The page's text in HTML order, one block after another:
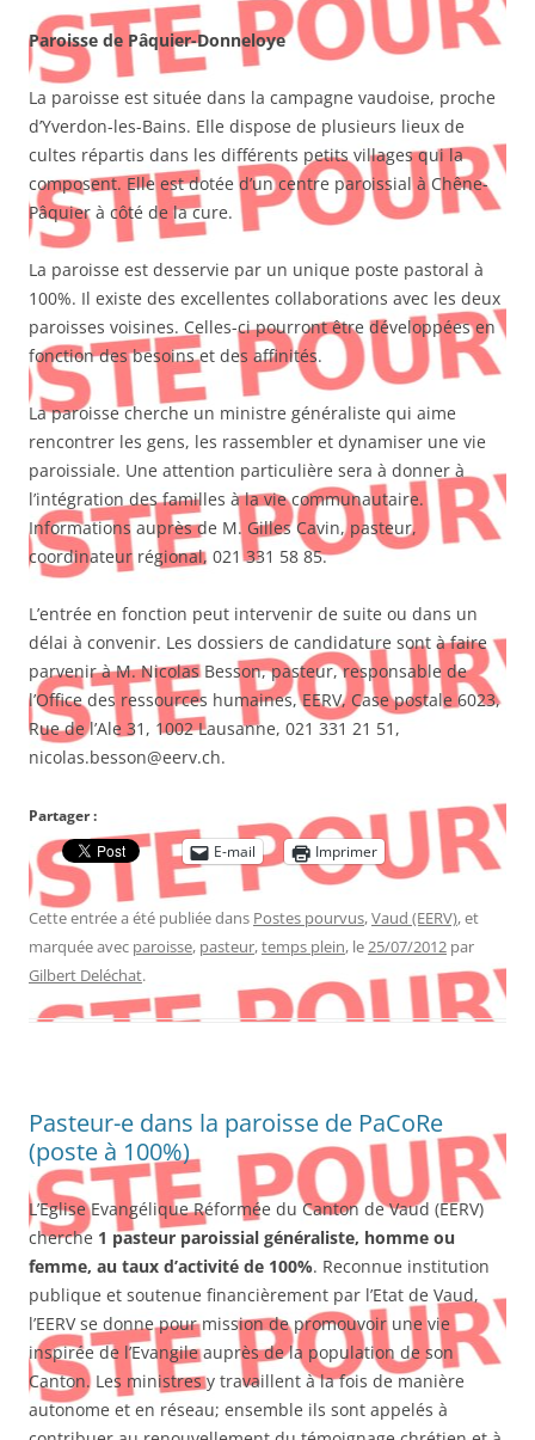
Paroisse de Pâquier-Donneloye
La paroisse est située dans la campagne vaudoise, proche
d’Yverdon-les-Bains. Elle dispose de plusieurs lieux de
cultes répartis dans les différents petits villages qui la
composent. Elle est dotée d’un centre paroissial à Chêne-
Pâquier à côté de la cure.
La paroisse est desservie par un unique poste pastoral à
100%. Il existe des excellentes collaborations avec les deux
paroisses voisines. Celles-ci pourront être développées en
fonction des besoins et des affinités.
La paroisse cherche un ministre généraliste qui aime
rencontrer les gens, les rassembler et dynamiser une vie
paroissiale. Une attention particulière sera à donner à
l’intégration des familles à la vie communautaire.
Informations auprès de M. Gilles Cavin, pasteur,
coordinateur régional, 021 331 58 85.
L’entrée en fonction peut intervenir de suite ou dans un
délai à convenir. Les dossiers de candidature sont à faire
parvenir à M. Nicolas Besson, pasteur, responsable de
l’Office des ressources humaines, EERV, Case postale 6023,
Rue de l’Ale 31, 1002 Lausanne, 021 331 21 51,
nicolas.besson@eerv.ch.
Partager :
E-mail
Imprimer
Cette entrée a été publiée dans Postes pourvus,Vaud (EERV), et
marquée avec paroisse, pasteur,temps plein, le25/07/2012 par
Gilbert Deléchat.
Pasteur-e dans la paroisse de PaCoRe
(poste à 100%)
L’Eglise Evangélique Réformée du Canton de Vaud (EERV)
cherche 1 pasteur paroissial généraliste, homme ou
femme, au taux d’activité de 100%. Reconnue institution
publique et soutenue financièrement par l’Etat de Vaud,
l’EERV se donne pour mission de promouvoir une vie
inspirée de l’Evangile auprès de la population de son
Canton. Les ministres y travaillent à la fois de manière
autonome et en réseau; ensemble ils sont appelés à